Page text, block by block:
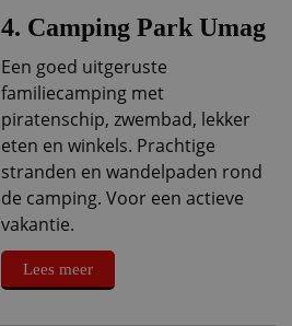
4. Camping Park Umag
Een goed uitgeruste
familiecamping met
piratenschip, zwembad, lekker
eten en winkels. Prachtige
stranden en wandelpaden rond
de camping. Voor een actieve
vakantie.
Lees meer